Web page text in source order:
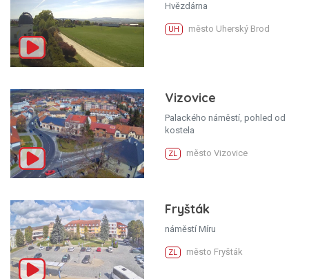
Hvězdárna
UH město Uherský Brod
Vizovice
Palackého náměstí, pohled od
kostela
ZL město Vizovice
Fryšták
náměstí Míru
ZL město Fryšták